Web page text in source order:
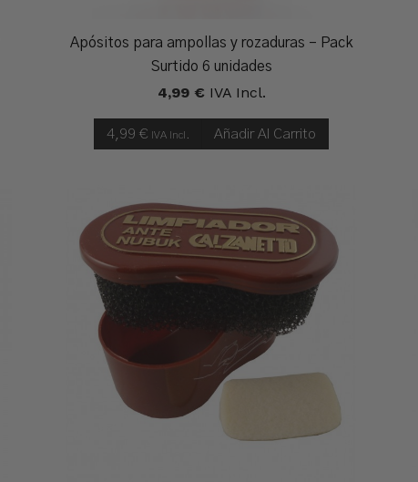
Apósitos para ampollas y rozaduras – Pack
Surtido 6 unidades
4,99 € IVA Incl.
4,99€ IVA Incl. Añadir Al Carrito